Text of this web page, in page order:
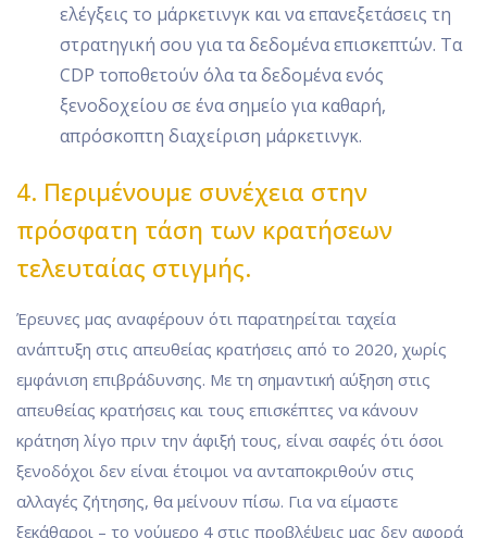
ελέγξεις το μάρκετινγκ και να επανεξετάσεις τη
στρατηγική σου για τα δεδομένα επισκεπτών. Τα
CDP τοποθετούν όλα τα δεδομένα ενός
ξενοδοχείου σε ένα σημείο για καθαρή,
απρόσκοπτη διαχείριση μάρκετινγκ.
4. Περιμένουμε συνέχεια στην
πρόσφατη τάση των κρατήσεων
τελευταίας στιγμής.
Έρευνες μας αναφέρουν ότι παρατηρείται ταχεία
ανάπτυξη στις απευθείας κρατήσεις από το 2020, χωρίς
εμφάνιση επιβράδυνσης. Με τη σημαντική αύξηση στις
απευθείας κρατήσεις και τους επισκέπτες να κάνουν
κράτηση λίγο πριν την άφιξή τους, είναι σαφές ότι όσοι
ξενοδόχοι δεν είναι έτοιμοι να ανταποκριθούν στις
αλλαγές ζήτησης, θα μείνουν πίσω. Για να είμαστε
ξεκάθαροι – το νούμερο 4 στις προβλέψεις μας δεν αφορά